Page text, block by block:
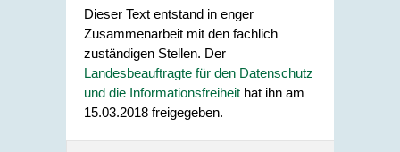
Dieser Text entstand in enger
Zusammenarbeit mit den fachlich
zuständigen Stellen. Der
Landesbeauftragte für den Datenschutz
und die Informationsfreiheit hat ihn am
15.03.2018 freigegeben.